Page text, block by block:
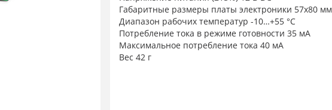
Габаритные размеры платы электроники 57x80 мм
Диапазон рабочих температур -10…+55 °C
Потребление тока в режиме готовности 35 мА
Максимальное потребление тока 40 мА
Вес 42 г